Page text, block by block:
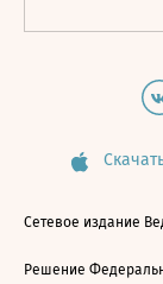
Сетевое издание
Решение